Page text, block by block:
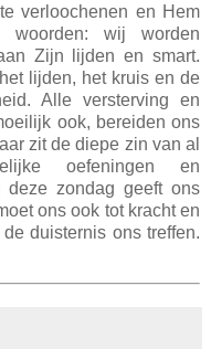
verloochenen en Hem
woorden: wij worden
Zijn lijden en smart.
lijden, het kruis en de
Alle versterving en
ook, bereiden ons
zit de diepe zin van al
oefeningen en
deze zondag geeft ons
ons ook tot kracht en
duisternis ons treffen.